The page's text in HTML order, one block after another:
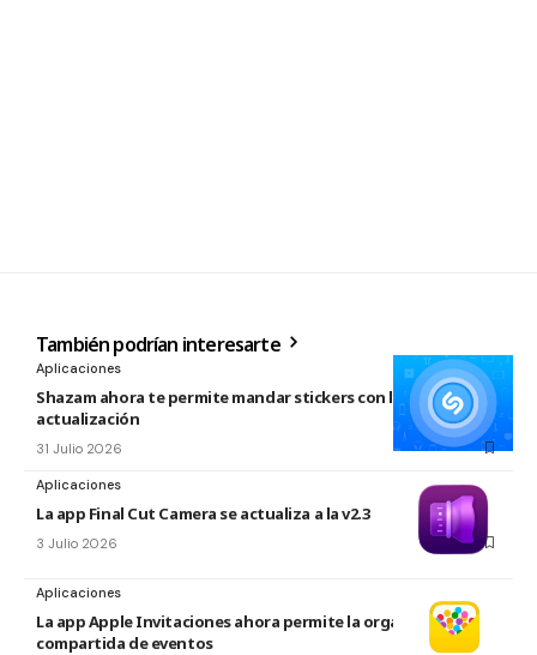
También podrían interesarte
Aplicaciones
Shazam ahora te permite mandar stickers con la nueva
actualización
31 Julio 2026
Aplicaciones
La app Final Cut Camera se actualiza a la v2.3
3 Julio 2026
Aplicaciones
La app Apple Invitaciones ahora permite la organización
compartida de eventos